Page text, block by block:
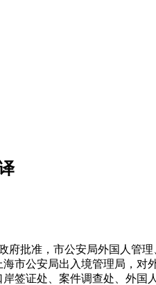
府批准，市公安局外国人管
市公安局出入境管理局，
签证处、案件调查处、外国